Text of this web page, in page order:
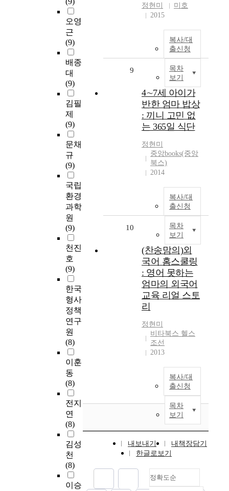
오영
근
(9)
배종
대
(9)
김필
제
(9)
문채
규
(9)
국립
환경
과학
원
(9)
천진
호
(9)
한국
형사
정책
연구
원
(8)
이훈
동
(8)
전지
연
(8)
김성
천
(8)
이승
정현미
미호
2015
복사/대
출신청
목차
보기
9
4∼7세 아이가
반한 엄마 밥상
: 끼니 고민 없
는 365일 식단
정현미
중앙books(중앙
북스)
2014
복사/대
출신청
목차
보기
10
(찬송맘의)외
국어 홈스쿨링
: 영어 못하는
엄마의 외국어
교육 리얼 스토
리
정현미
비타북스 헬스
조선
2013
복사/대
출신청
목차
보기
내보내기
내책장담기
한글로보기
정확도순